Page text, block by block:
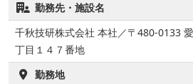
勤務先・施設名
千秋技研株式会社 本社／〒480-0133
丁目１４７番地
勤務地